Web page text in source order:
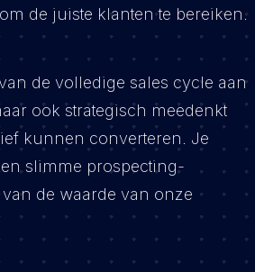
de juiste klanten te bereiken.
de volledige sales cycle aan
ook strategisch meedenkt
kunnen converteren. Je
slimme prospecting-
de waarde van onze